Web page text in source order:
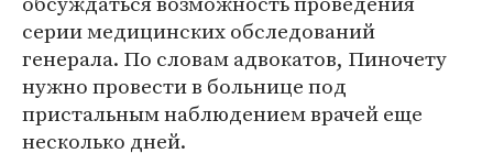
серии медицинских обследований
генерала. По словам адвокатов, Пиночету
нужно провести в больнице под
пристальным наблюдением врачей еще
несколько дней.